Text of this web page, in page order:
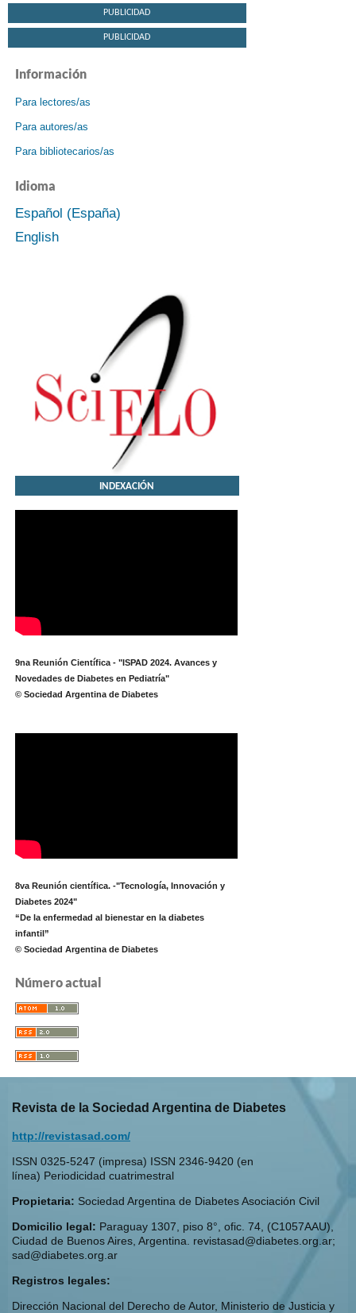
PUBLICIDAD
PUBLICIDAD
Información
Para lectores/as
Para autores/as
Para bibliotecarios/as
Idioma
Español (España)
English
INDEXACIÓN
9na Reunión Científica - "ISPAD 2024. Avances y
Novedades de Diabetes en Pediatría"
© Sociedad Argentina de Diabetes
8va Reunión científica. -"Tecnología, Innovación y
Diabetes 2024"
“De la enfermedad al bienestar en la diabetes
infantil”
© Sociedad Argentina de Diabetes
Número actual
Revista de la Sociedad Argentina de Diabetes
http://revistasad.com/
ISSN 0325-5247 (impresa) ISSN 2346-9420 (en
línea) Periodicidad cuatrimestral
Propietaria: Sociedad Argentina de Diabetes Asociación Civil
Domicilio legal: Paraguay 1307, piso 8°, ofic. 74, (C1057AAU),
Ciudad de Buenos Aires, Argentina. revistasad@diabetes.org.ar;
sad@diabetes.org.ar
Registros legales:
Dirección Nacional del Derecho de Autor, Ministerio de Justicia y